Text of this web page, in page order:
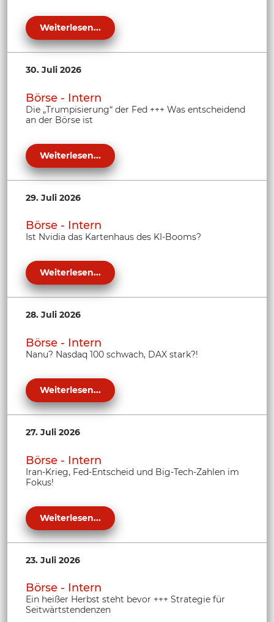
Weiterlesen...
30. Juli 2026
Börse - Intern
Die „Trumpisierung“ der Fed +++ Was entscheidend
an der Börse ist
Weiterlesen...
29. Juli 2026
Börse - Intern
Ist Nvidia das Kartenhaus des KI-Booms?
Weiterlesen...
28. Juli 2026
Börse - Intern
Nanu? Nasdaq 100 schwach, DAX stark?!
Weiterlesen...
27. Juli 2026
Börse - Intern
Iran-Krieg, Fed-Entscheid und Big-Tech-Zahlen im
Fokus!
Weiterlesen...
23. Juli 2026
Börse - Intern
Ein heißer Herbst steht bevor +++ Strategie für
Seitwärtstendenzen